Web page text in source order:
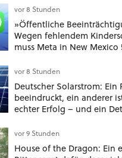
funktionierende
GameStar]
vor 8 Stunden
»Öffentliche
Wegen fehlendem
muss Meta in New Mexico
vor 8 Stunden
Deutscher Solarstrom: Ein
beeindruckt, ein anderer
echter Erfolg – und ein
jede Zahl
vor 9 Stunden
House of the Dragon: Ein